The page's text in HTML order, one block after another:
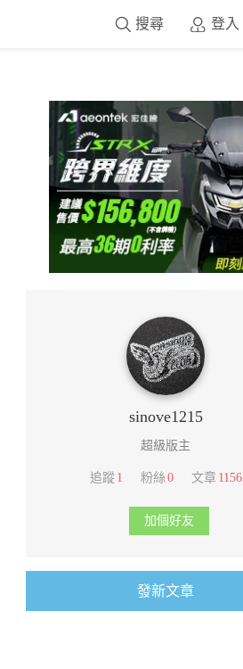
登入
搜尋
sinove1215
超級版主
追蹤 1 粉絲 0 文章 1156
加個好友
發新文章